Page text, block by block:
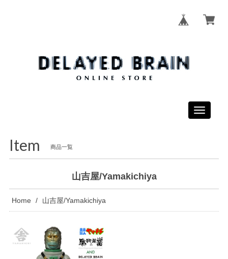
Toggle
Item 商品一覧
山吉屋/Yamakichiya
Home 山吉屋/Yamakichiya